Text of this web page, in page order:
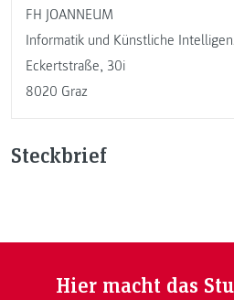
FH JOANNEUM
Informatik und Künstliche
Eckertstraße, 30i
8020 Graz
Steckbrief
Hier macht das